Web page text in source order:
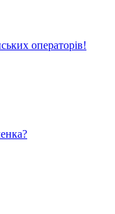
операторів!